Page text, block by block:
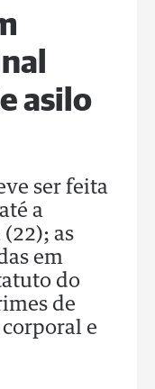
asilo
ser feita
a
as
em
do
de
e